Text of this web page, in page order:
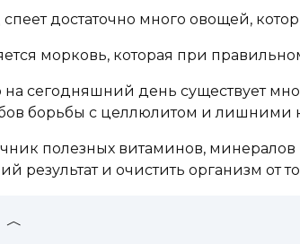
достаточно много овощей,
морковь, которая при
на сегодняшний день существует
борьбы с целлюлитом и лишними
полезных витаминов,
результат и очистить организм от